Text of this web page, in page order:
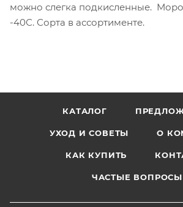
можно слегка подкисленные.
-40С. Сорта в ассортименте.
КАТАЛОГ
УХОД И СОВЕТЫ О
КАК КУПИТЬ
ЧАСТЫЕ ВОПРОСЫ